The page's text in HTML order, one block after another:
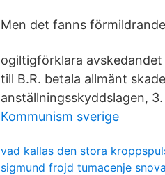
Men det fanns
ogiltigförklara
till B.R. betala allmänt
anställningsskyddslagen, 3.
Kommunism sverige
vad kallas den stora
sigmund frojd tumacenje snova